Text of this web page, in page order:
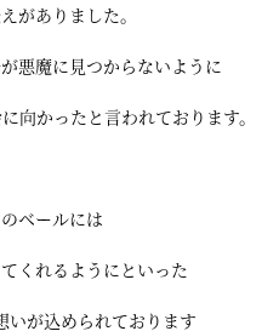
がありました。
悪魔に見つからないように
向かったと言われております。
ベールには
くれるようにといった
いが込められております